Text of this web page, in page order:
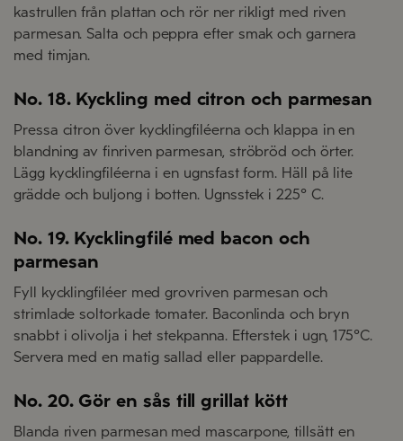
kastrullen från plattan och rör ner rikligt med riven
parmesan. Salta och peppra efter smak och garnera
med timjan.
No. 18. Kyckling med citron och parmesan
Pressa citron över kycklingfiléerna och klappa in en
blandning av finriven parmesan, ströbröd och örter.
Lägg kycklingfiléerna i en ugnsfast form. Häll på lite
grädde och buljong i botten. Ugnsstek i 225° C.
No. 19. Kycklingfilé med bacon och
parmesan
Fyll kycklingfiléer med grovriven parmesan och
strimlade soltorkade tomater. Baconlinda och bryn
snabbt i olivolja i het stekpanna. Efterstek i ugn, 175°C.
Servera med en matig sallad eller pappardelle.
No. 20. Gör en sås till grillat kött
Blanda riven parmesan med mascarpone, tillsätt en